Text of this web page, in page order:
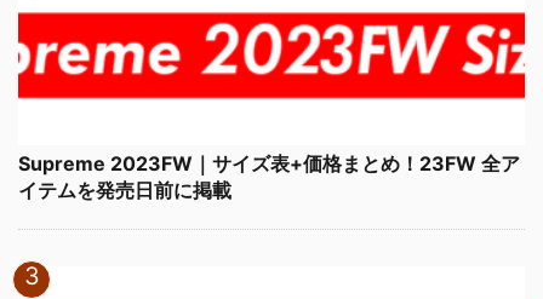
Supreme 2023FW｜サイズ表+価格まとめ！23FW 全ア
イテムを発売日前に掲載